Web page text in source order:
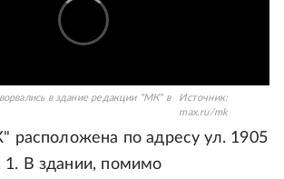
в здание редакции "МК" в
Источник:
max.ru/mk
расположена по адресу ул. 1905
1. В здании, помимо